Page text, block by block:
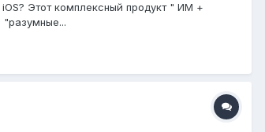
Этот комплексный продукт " ИМ +